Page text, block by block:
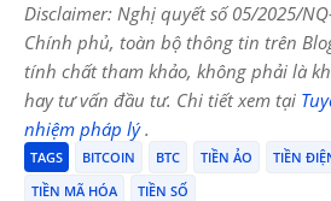
Disclaimer: Nghị quyết số 05/2025/
Chính phủ, toàn bộ thông tin trên
tính chất tham khảo, không phải là
hay tư vấn đầu tư. Chi tiết xem tại
nhiệm pháp lý.
TAGS BITCOIN BTC TIỀN ẢO TIỀN
TIỀN MÃ HÓA
TIỀN SỐ